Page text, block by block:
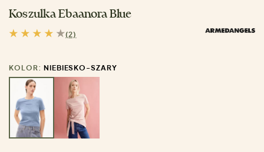
Koszulka Ebaanora Blue
(2)
KOLOR: NIEBIESKO-SZARY